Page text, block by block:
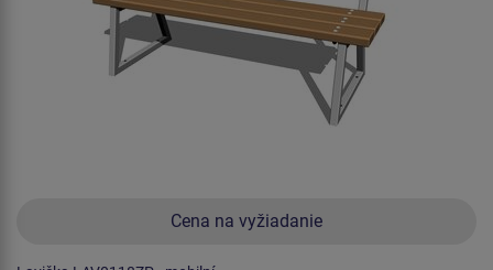
Cena na vyžiadanie